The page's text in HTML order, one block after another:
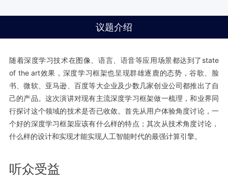
议题介绍
随着深度学习技术在图像、语言、语音等应用场景都达到了state
of the art效果，深度学习框架也呈现群雄逐鹿的态势，谷歌、脸
书、微软、亚马逊、百度等大企业及少数几家创业公司都推出了自
己的产品。这次演讲对现有主流深度学习框架做一梳理，和业界同
行探讨这个领域的技术是否已收敛。首先从用户体验角度讨论，一
个好的深度学习框架应该有什么样的特点；其次从技术角度讨论，
什么样的设计和实现才能实现人工智能时代的最强计算引擎。
听众受益